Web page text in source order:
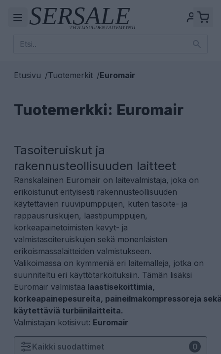
Etusivu /Tuotemerkit /Euromair
Tuotemerkki: Euromair
Tasoiteruiskut ja
rakennusteollisuuden laitteet
Ranskalainen Euromair on laitevalmistaja, joka on
erikoistunut erityisesti rakennusteollisuuden
käytettävien ruuvipumppujen, kuten tasoite- ja
rappausruiskujen, laastipumppujen,
korkeapainetoimisten kevyt- ja
valmistasoiteruiskujen sekä monenlaisten
erikoismassalaitteiden valmistukseen.
Valikoimassa on kymmeniä eri laitemalleja, jotka on
suunniteltu eri käyttötarkoituksiin. Tämän lisäksi
Euromair valmistaa laastisekoittimia,
korkeapainepesureita, paineilmakompressoreja
käytettäviä turbiinilaitteita.
Valmistajan kotisivut: Euromair
Kaikki suodattimet 0